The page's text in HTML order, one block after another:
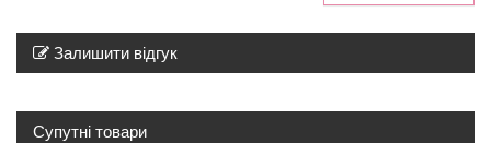
Залишити відгук
Супутні товари